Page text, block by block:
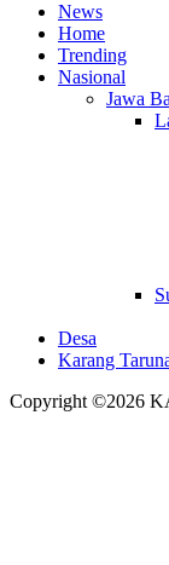
News
Home
Trending
Nasional
Jawa
Desa
Karang
Copyright ©2026